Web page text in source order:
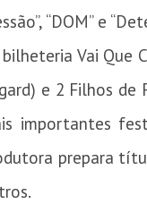
“DOM” e
Vai Que
e 2 Filhos
importantes
prepara